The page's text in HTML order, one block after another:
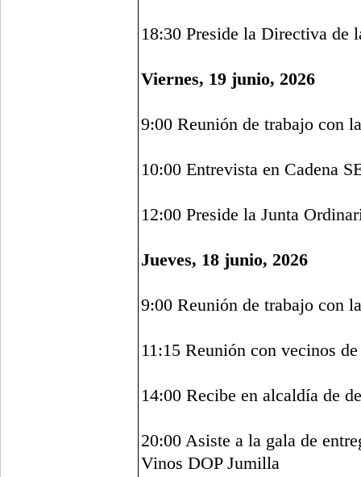
18:30 Preside la Directiva de
Viernes, 19 junio, 2026
9:00 Reunión de trabajo con
10:00 Entrevista en Cadena
12:00 Preside la Junta
Jueves, 18 junio, 2026
9:00 Reunión de trabajo con
11:15 Reunión con vecinos
14:00 Recibe en alcaldía de
20:00 Asiste a la gala de
Vinos DOP Jumilla